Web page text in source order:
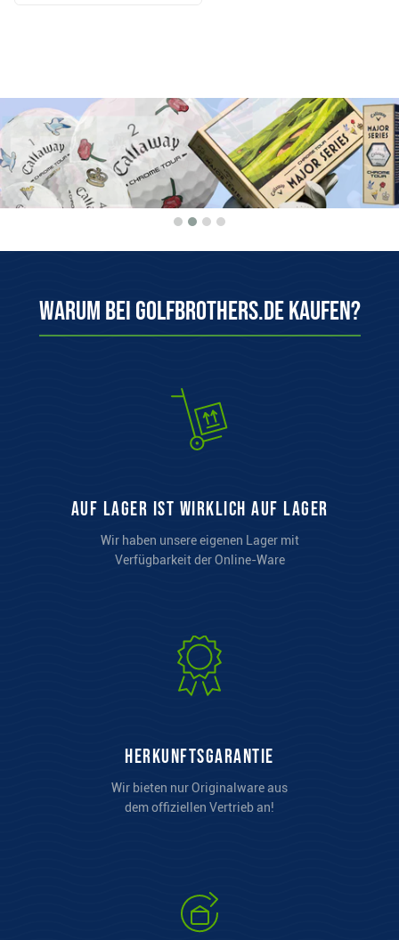
Warum bei Golfbrothers.de kaufen?
auf Lager ist wirklich auf Lager
Wir haben unsere eigenen Lager mit
Verfügbarkeit der Online-Ware
Herkunftsgarantie
Wir bieten nur Originalware aus
dem offiziellen Vertrieb an!